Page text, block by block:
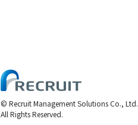
© Recruit Management Solutions Co., Ltd.
All Rights Reserved.